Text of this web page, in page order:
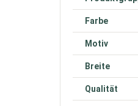
Farbe
Motiv
Breite
Qualität